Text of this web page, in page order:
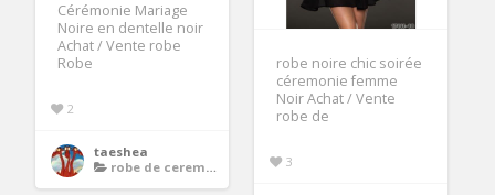
Cérémonie Mariage
Noire en dentelle noir
Achat / Vente robe
Robe
2
taeshea
robe de ceremonie noire
robe noire chic soirée
céremonie femme
Noir Achat / Vente
robe de
3